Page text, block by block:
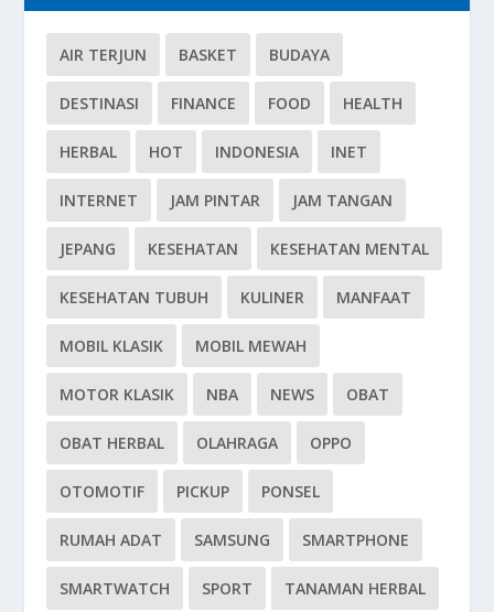
AIR TERJUN BASKET BUDAYA
DESTINASI FINANCE FOOD HEALTH
HERBAL HOT INDONESIA INET
INTERNET JAM PINTAR JAM TANGAN
JEPANG KESEHATAN KESEHATAN MENTAL
KESEHATAN TUBUH KULINER MANFAAT
MOBIL KLASIK MOBIL MEWAH
MOTOR KLASIK NBA NEWS OBAT
OBAT HERBAL OLAHRAGA OPPO
OTOMOTIF PICKUP PONSEL
RUMAH ADAT SAMSUNG SMARTPHONE
SMARTWATCH SPORT TANAMAN HERBAL